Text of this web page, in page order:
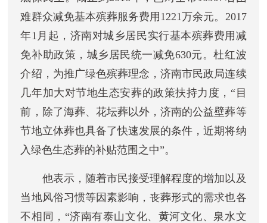
难群众减免基本殡葬服务费用1221万余元。2017
年1月起，济南对城乡居民实行基本殡葬费用减
免补助政策，城乡居民统一减免630元。杜红波
介绍，为推广绿色殡葬理念，济南市民政局连续
几年加大对节地生态安葬的政策扶持力度，“目
前，除了海葬、花坛葬以外，济南的公益壁葬等
节地立体葬也具备了快速发展的条件，近期将纳
入绿色生态葬的补贴范围之中”。
他表示，随着市民接受理解程度的增加以及
当地风俗习惯等因素影响，丧葬形式的需求也各
不相同，“济南有泰山文化、黄河文化、泉水文